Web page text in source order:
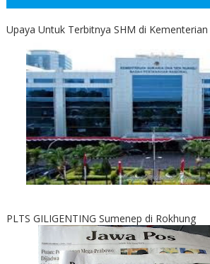
Upaya Untuk Terbitnya SHM di Kementerian
PLTS GILIGENTING Sumenep di Rokhung